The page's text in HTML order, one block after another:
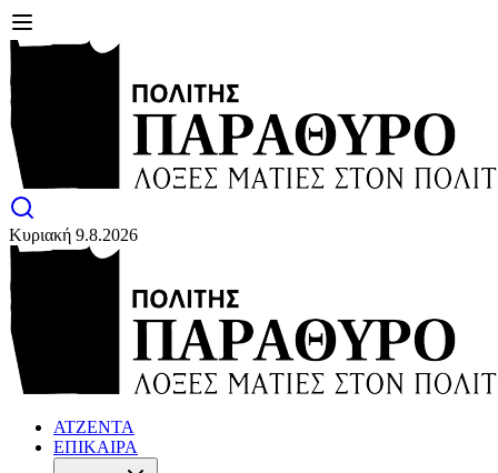
Κυριακή 9.8.2026
ΑΤΖΕΝΤΑ
ΕΠΙΚΑΙΡΑ